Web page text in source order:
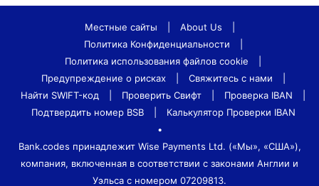
Местные сайты About Us
Политика Конфиденциальности
Политика использования файлов cookie
Предупреждение о рисках
Свяжитесь с нами
Найти SWIFT-код
Проверить Свифт Проверка IBAN
Подтвердить номер BSB
Калькулятор Проверки IBAN
•
Bank.codes принадлежит Wise Payments Ltd. («Мы», «США»),
компания, включенная в соответствии с законами Англии и
Уэльса с номером 07209813.